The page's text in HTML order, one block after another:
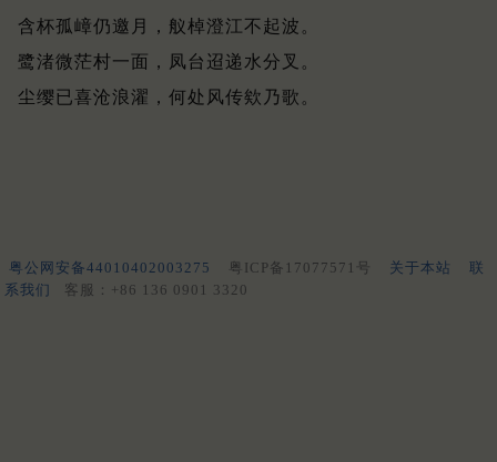
含杯孤嶂仍邀月，舣棹澄江不起波。
鹭渚微茫村一面，凤台迢递水分叉。
尘缨已喜沧浪濯，何处风传欸乃歌。
粤公网安备44010402003275 粤ICP备17077571号 关于本站
联
系我们
客服：+86 136 0901 3320